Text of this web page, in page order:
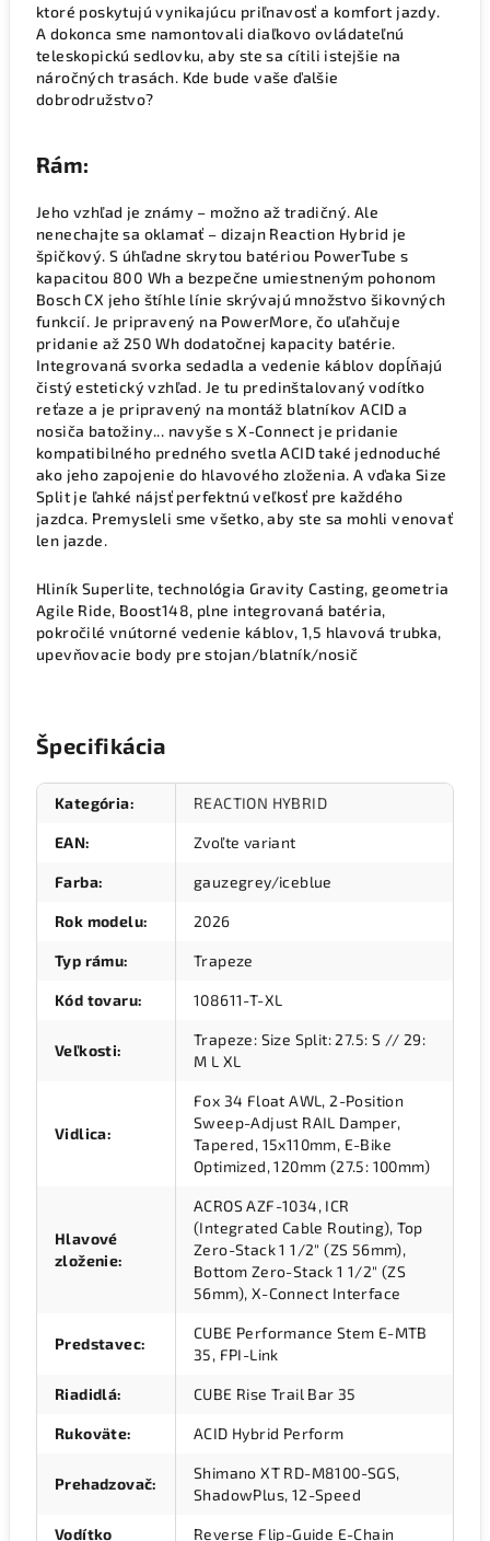
ktoré poskytujú vynikajúcu priľnavosť a komfort jazdy.
A dokonca sme namontovali diaľkovo ovládateľnú
teleskopickú sedlovku, aby ste sa cítili istejšie na
náročných trasách. Kde bude vaše ďalšie
dobrodružstvo?
Rám:
Jeho vzhľad je známy – možno až tradičný. Ale
nenechajte sa oklamať – dizajn Reaction Hybrid je
špičkový. S úhľadne skrytou batériou PowerTube s
kapacitou 800 Wh a bezpečne umiestneným pohonom
Bosch CX jeho štíhle línie skrývajú množstvo šikovných
funkcií. Je pripravený na PowerMore, čo uľahčuje
pridanie až 250 Wh dodatočnej kapacity batérie.
Integrovaná svorka sedadla a vedenie káblov dopĺňajú
čistý estetický vzhľad. Je tu predinštalovaný vodítko
reťaze a je pripravený na montáž blatníkov ACID a
nosiča batožiny... navyše s X-Connect je pridanie
kompatibilného predného svetla ACID také jednoduché
ako jeho zapojenie do hlavového zloženia. A vďaka Size
Split je ľahké nájsť perfektnú veľkosť pre každého
jazdca. Premysleli sme všetko, aby ste sa mohli venovať
len jazde.
Hliník Superlite, technológia Gravity Casting, geometria
Agile Ride, Boost148, plne integrovaná batéria,
pokročilé vnútorné vedenie káblov, 1,5 hlavová trubka,
upevňovacie body pre stojan/blatník/nosič
Špecifikácia
Kategória: REACTION HYBRID
EAN: Zvoľte variant
Farba: gauzegrey/iceblue
Rok modelu: 2026
Typ rámu: Trapeze
Kód tovaru: 108611-T-XL
Veľkosti:
Trapeze: Size Split: 27.5: S // 29:
M L XL
Vidlica:
Fox 34 Float AWL, 2-Position
Sweep-Adjust RAIL Damper,
Tapered, 15x110mm, E-Bike
Optimized, 120mm (27.5: 100mm)
Hlavové
zloženie:
ACROS AZF-1034, ICR
(Integrated Cable Routing), Top
Zero-Stack 1 1/2" (ZS 56mm),
Bottom Zero-Stack 1 1/2" (ZS
56mm), X-Connect Interface
Predstavec:
CUBE Performance Stem E-MTB
35, FPI-Link
Riadidlá: CUBE Rise Trail Bar 35
Rukoväte: ACID Hybrid Perform
Prehadzovač:
Shimano XT RD-M8100-SGS,
ShadowPlus, 12-Speed
Vodítko Reverse Flip-Guide E-Chain